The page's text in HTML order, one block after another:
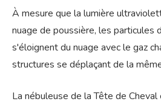
À mesure que la lumière
nuage de poussière, les particules
s'éloignent du nuage avec le gaz
structures se déplaçant de la
La nébuleuse de la Tête de